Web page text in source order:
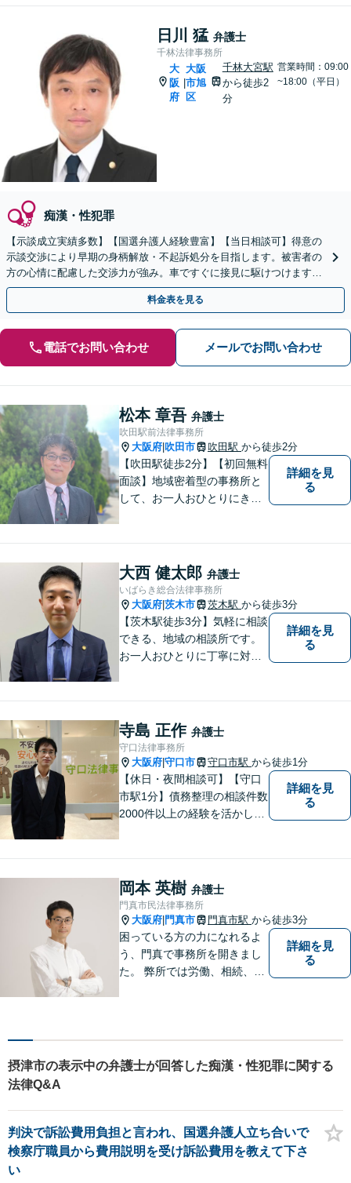
日川 猛 弁護士
千林法律事務所
大
阪
府
|
大阪
市旭
区
千林大宮駅
から徒歩2
分
営業時間：09:00
~18:00（平日）
痴漢・性犯罪
【示談成立実績多数】【国選弁護人経験豊富】【当日相談可】得意の
示談交渉により早期の身柄解放・不起訴処分を目指します。被害者の
方の心情に配慮した交渉力が強み。車ですぐに接見に駆けつけます。
逮捕された際にはすぐにご相談を。【千林大宮駅徒歩2分】
料金表を見る
電話でお問い合わせ メールでお問い合わせ
松本 章吾 弁護士
吹田駅前法律事務所
大阪府 吹田市 吹田駅 から徒歩2分
【吹田駅徒歩2分】【初回無料
面談】地域密着型の事務所と
して、お一人おひとりにきめ
ごとに対応！まずは無料相談
にお越しください。【完全個
室対応】
詳細を見
る
大西 健太郎 弁護士
いばらき総合法律事務所
大阪府 茨木市 茨木駅 から徒歩3分
【茨木駅徒歩3分】気軽に相談
できる、地域の相談所です。
お一人おひとりに丁寧に対応
お困りごとがあれば、すぐに
ご相談を！
詳細を見
る
寺島 正作 弁護士
守口法律事務所
大阪府 守口市 守口市駅 から徒歩1分
【休日・夜間相談可】【守口
市駅1分】債務整理の相談件数
2000件以上の経験を活かし、
頼者様が不安を抱かないよう
に、わかりやすく的確なアド
バイスを心がけております。
詳細を見
る
岡本 英樹 弁護士
門真市民法律事務所
大阪府 門真市 門真市駅 から徒歩3分
困っている方の力になれるよ
う、門真で事務所を開きまし
た。 弊所では労働、相続、離
す。
詳細を見
る
摂津市の表示中の弁護士が回答した痴漢・性犯罪に関する
法律Q&A
判決で訴訟費用負担と言われ、国選弁護人立ち合いで
検察庁職員から費用説明を受け訴訟費用を教えて下さ
い